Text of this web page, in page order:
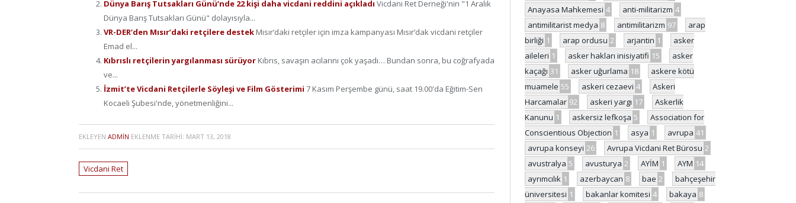
Dünya Barış Tutsakları Günü’nde 22 kişi daha vicdani reddini açıkladı Vicdani Ret Derneği'nin "1 Aralık
Dünya Barış Tutsakları Günü" dolayısıyla...
VR-DER’den Mısır’daki retçilere destek Mısır’daki retçiler için imza kampanyası Mısır’dak vicdani retçiler
Emad el...
Kıbrıslı retçilerin yargılanması sürüyor Kıbrıs, savaşın acılarını çok yaşadı… Bundan sonra, bu coğrafyada
ve...
İzmit’te Vicdani Retçilerle Söyleşi ve Film Gösterimi 7 Kasım Perşembe günü, saat 19.00'da Eğitim-Sen
Kocaeli Şubesi'nde, yönetmenliğini...
EKLEYEN ADMIN EKLENME TARIHI: MART 13, 2018
Vicdani Ret
Anayasa Mahkemesi 4 anti-militarizm 4
antimilitarist medya 8 antimilitarizm 97
arap
birliği 1 arap ordusu 2 arjantin 1
asker
aileleri 1 asker hakları inisiyatifi 15
asker
kaçağı 31 asker uğurlama 18
askere kötü
muamele 55 askeri cezaevi 4
Askeri
Harcamalar 92 askeri yargı 17
Askerlik
Kanunu 1 askersiz lefkoşa 5
Association for
Conscientious Objection 1 asya 1 avrupa 41
avrupa konseyi 26 Avrupa Vicdani Ret Bürosu 2
avustralya 5 avusturya 2 AYİM 1 AYM 14
ayrımcılık 1 azerbaycan 8 bae 2
bahçeşehir
üniversitesi 1 bakanlar komitesi 4 bakaya 8